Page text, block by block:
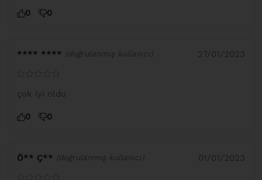
0 0
**** **** (doğrulanmış kullanıcı) 27/01/2023
çok iyi oldu
0 0
Ö** Ç** (doğrulanmış kullanıcı) 01/01/2023